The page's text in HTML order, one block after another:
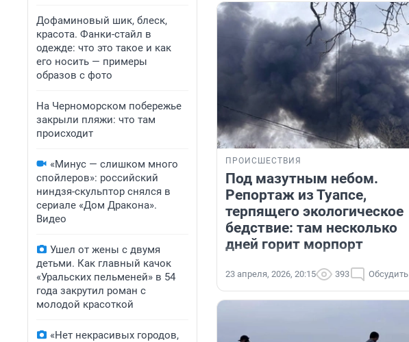
Дофаминовый шик, блеск,
красота. Фанки-стайл в
одежде: что это такое и как
его носить — примеры
образов с фото
На Черноморском побережье
закрыли пляжи: что там
происходит
«Минус — слишком много
спойлеров»: российский
ниндзя-скульптор снялся в
сериале «Дом Дракона».
Видео
Ушел от жены с двумя
детьми. Как главный качок
«Уральских пельменей» в 54
года закрутил роман с
молодой красоткой
«Нет некрасивых городов,
ПРОИСШЕСТВИЯ
Под мазутным небом.
Репортаж из Туапсе,
терпящего экологическое
бедствие: там несколько
дней горит морпорт
23 апреля, 2026, 20:15 393 Обсудить